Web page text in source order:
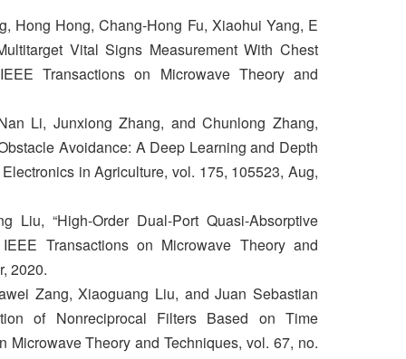
Hong Hong, Chang-Hong Fu, Xiaohui Yang, E
Vital Signs Measurement With Chest
Transactions on Microwave Theory and
Li, Junxiong Zhang, and Chunlong Zhang,
Avoidance: A Deep Learning and Depth
in Agriculture, vol. 175, 105523, Aug,
“High-Order Dual-Port Quasi-Absorptive
Transactions on Microwave Theory and
2020.
Zang, Xiaoguang Liu, and Juan Sebastian
of Nonreciprocal Filters Based on Time
Microwave Theory and Techniques, vol. 67, no.